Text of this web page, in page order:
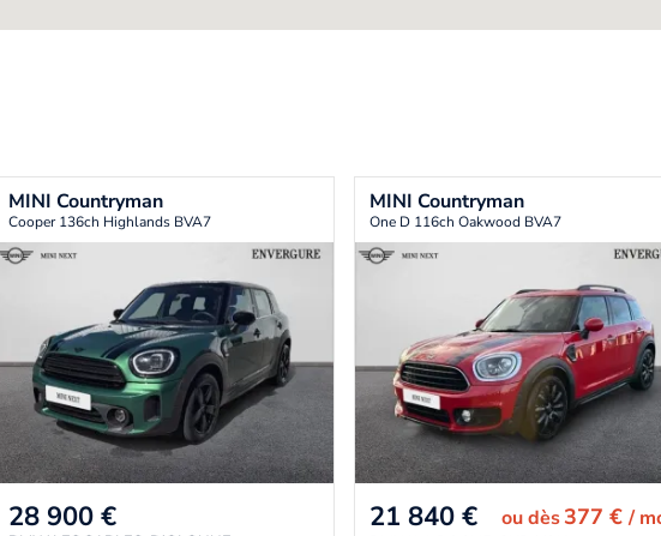
MINI Countryman
Cooper 136ch Highlands BVA7
28 900 €
MINI Countryman
One D 116ch Oakwood BVA7
21 840 € oudès377 €/